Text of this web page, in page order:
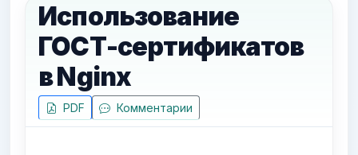
Использование
ГОСТ-сертификатов
в Nginx
PDF Комментарии